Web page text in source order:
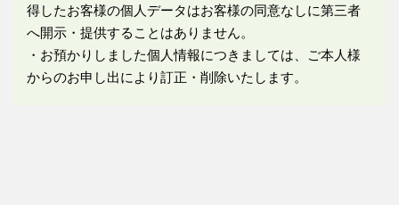
得したお客様の個人データはお客様の同意なしに第三者
へ開示・提供することはありません。
・お預かりしました個人情報につきましては、ご本人様
からのお申し出により訂正・削除いたします。